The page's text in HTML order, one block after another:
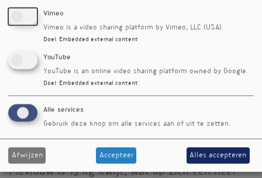
Mevrouw heeft bewust de triggers ervaren die
leiden tot ongemak. Zij ervoer de strijd met
haar ‘duiveltje’ en erkende de functie van haar
eetbuien als vlucht uit haar ongemak en haar
te maken, ze heeft goede afspraken met haar
partner gemaakt en die werken ook. Mevrouw
durft nu ook ongemak beter toe te laten.
Na acht maanden
Mevrouw is 13 kg kwijt, wat op zich een heel
Vimeo
Vimeo is a video sharing platform by Vimeo, LLC (USA).
Doel : Embedded external content
YouTube
YouTube is an online video sharing platform owned by Google.
Doel : Embedded external content
Alle services
Gebruik deze knop om alle services aan of uit te zetten.
Afwijzen Accepteer Alles accepteren